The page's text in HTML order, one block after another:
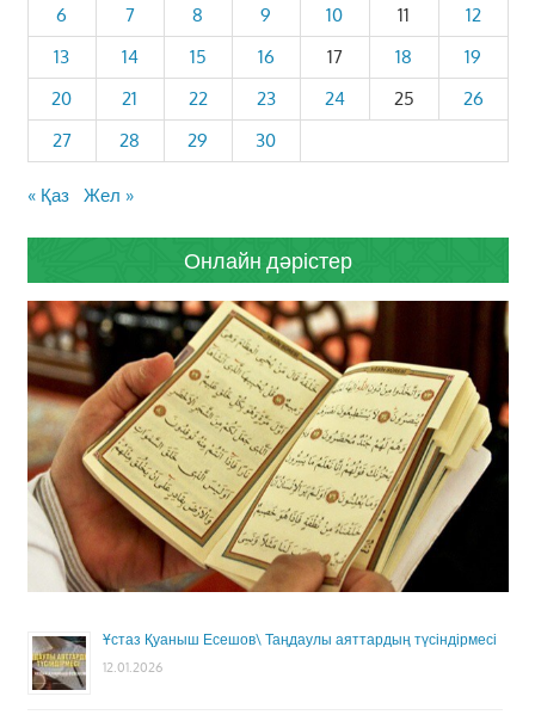
6
7 8 9 10 11
12
13
14 15 16 17 18
19
20
21 22 23 24 25
26
27
28 29 30
« Қаз Жел »
Онлайн дәрістер
Ұстаз Қуаныш Есешов\ Таңдаулы аяттардың түсіндірмесі
12.01.2026